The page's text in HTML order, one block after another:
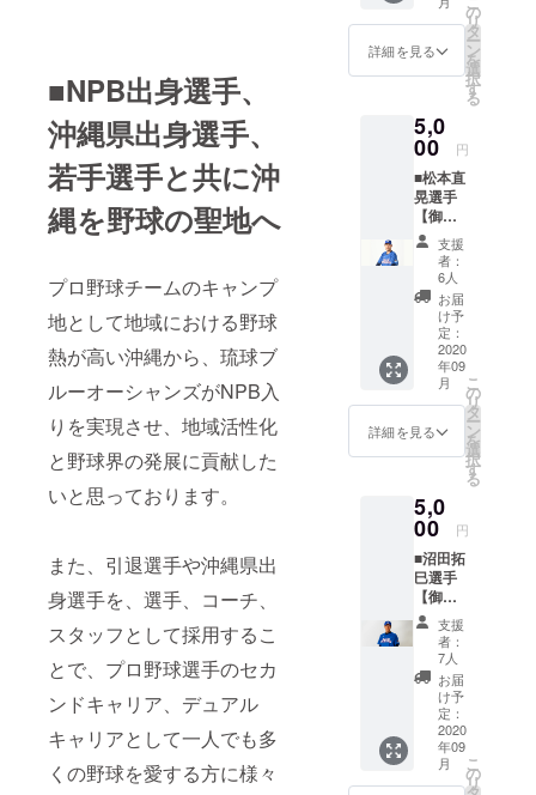
■NPB出身選手、
沖縄県出身選手、
若手選手と共に沖
縄を野球の聖地へ
プロ野球チームのキャンプ
地として地域における野球
熱が高い沖縄から、琉球ブ
ルーオーシャンズがNPB入
りを実現させ、地域活性化
と野球界の発展に貢献した
いと思っております。
また、引退選手や沖縄県出
身選手を、選手、コーチ、
スタッフとして採用するこ
とで、プロ野球選手のセカ
ンドキャリア、デュアル
キャリアとして一人でも多
くの野球を愛する方に様々
中恭兵
選手の
サイン
入り御
礼手紙
ルで送
らせて
いただ
くのに
加え、
村中恭
兵選手
のオリ
ジナル
マフ
ラータ
オルを
お送り
いたし
ます。
村中恭
兵選手
ラータ
オルで
琉球ブ
ルー
オー
シャン
ズを応
援した
いとい
う方は
こちら
よりご
支援を
よろし
くお願
詳細を見る
の
リ
タ
ー
ン
を
選
択
す
る
5,0
00 円
■松本直
晃選手
【御礼
手紙＋
松本直
晃選手
オリジ
ナルマ
フラー
タオ
ル】 松
本直晃
選手の
サイン
入り御
礼手紙
ルで送
らせて
いただ
くのに
加え、
松本直
晃選手
のオリ
ジナル
マフ
ラータ
オルを
お送り
いたし
ます。
松本直
支援
者：
6人
お届
け予
定：
2020
年09
月
詳細を見る
こ
の
リ
タ
ー
ン
を
選
択
す
る
5,0
00 円
■沼田拓
巳選手
【御礼
手紙＋
沼田拓
巳選手
オリジ
ナルマ
フラー
タオ
ル】 沼
田拓巳
選手の
支援
者：
7人
お届
け予
定：
2020
年09
月
こ
の
リ